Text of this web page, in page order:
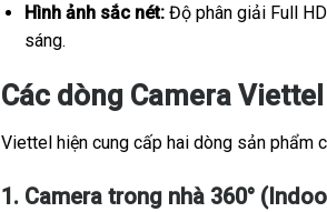
Hình ảnh sắc nét:Độ phân giải Full
sáng.
Các dòng Camera
Viettel hiện cung cấp hai dòng sản phẩm
1. Camera trong nhà 360°